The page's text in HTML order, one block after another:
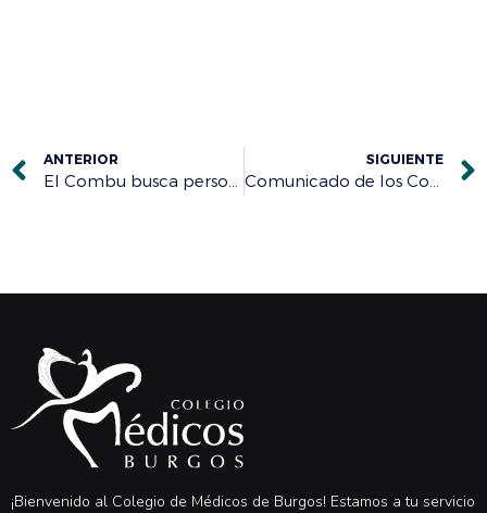
ANTERIOR SIGUIENTE
¡Bienvenido al Colegio de Médicos de Burgos! Estamos a tu servicio